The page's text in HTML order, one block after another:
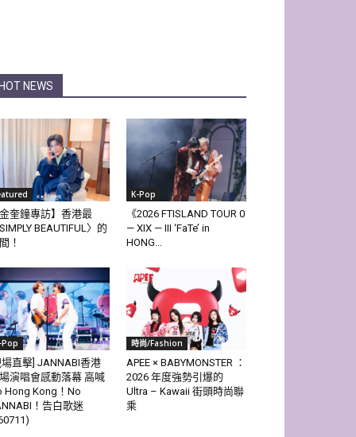
HOT NEWS
金奎鐘專訪】香港最
SIMPLY BEAUTIFUL〉的
！
K-Pop
《2026 FTISLAND TOUR 0
— XIX — III ‘FaTe’ in
HONG...
Pop
場直擊] JANNABI香港
演唱會感動落幕 高喊
Hong Kong！No
！告白歌迷
時尚/Fashion
APEE × BABYMONSTER ：
2026 年度強勢引爆的
Ultra – Kawaii 街頭時尚聯
乘